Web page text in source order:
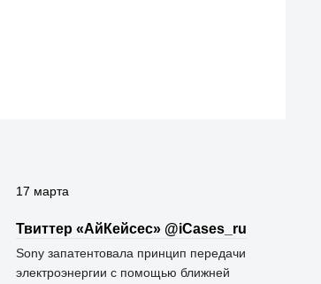
17 марта
Твиттер «АйКейсес» ‏@iCases_ru
Sony запатентовала принцип передачи
электроэнергии с помощью ближней